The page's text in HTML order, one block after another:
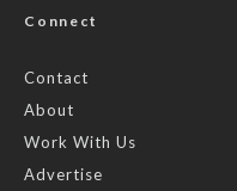
Connect
Contact
About
Work With Us
Advertise